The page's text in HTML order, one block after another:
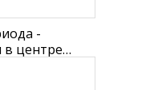
-
центре